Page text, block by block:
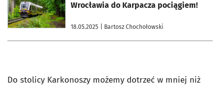
Wrocławia do Karpacza pociągiem!
18.05.2025 | Bartosz Chochołowski
Do stolicy Karkonoszy możemy dotrzeć w mniej niż